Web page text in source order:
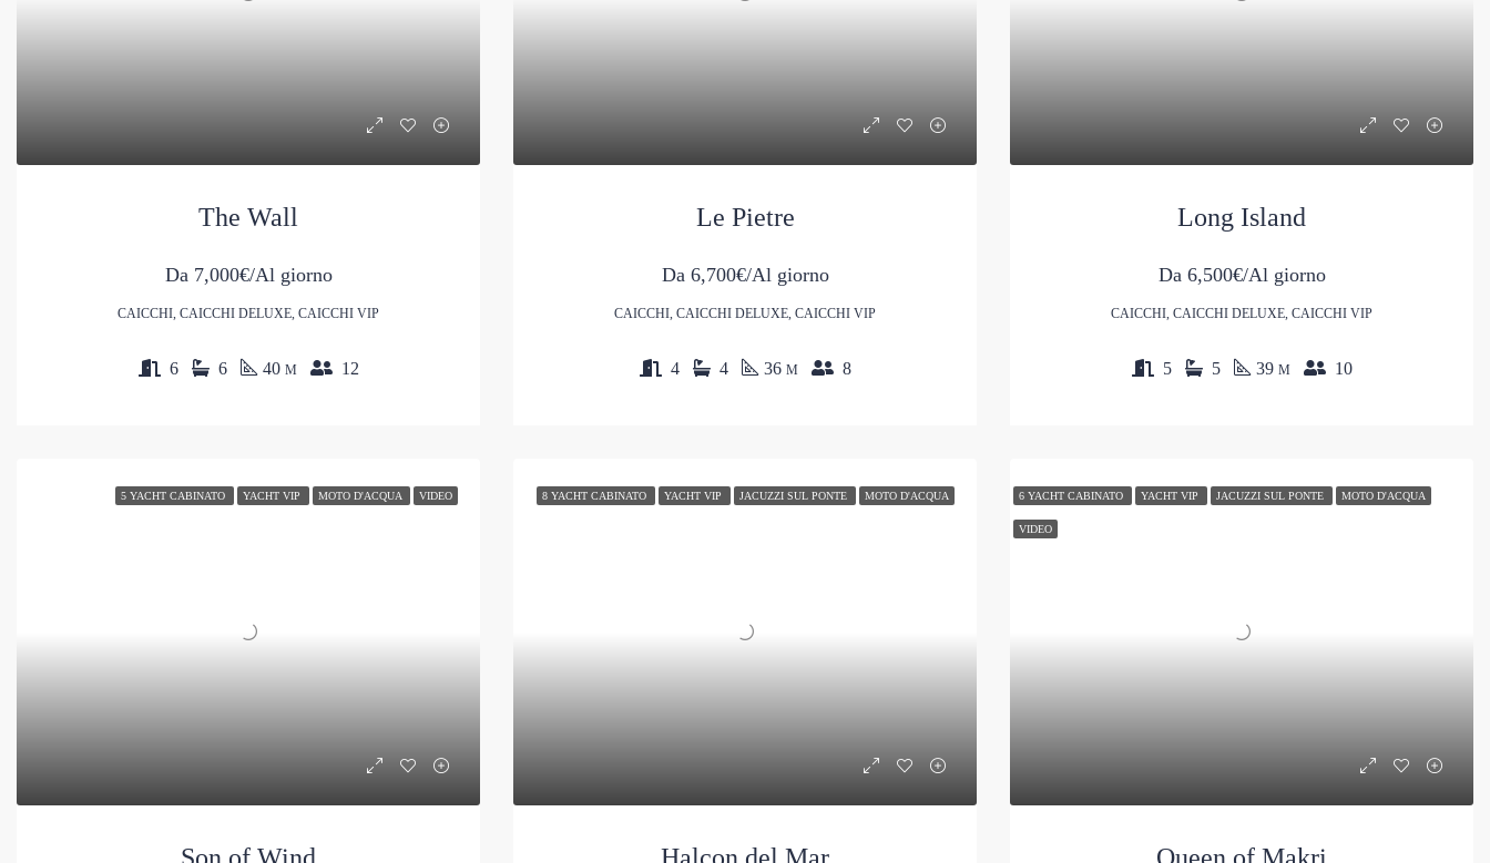
The Wall
Da 7,000€/Al giorno
CAICCHI, CAICCHI DELUXE, CAICCHI VIP
6 6 40 M 12
Le Pietre
Da 6,700€/Al giorno
CAICCHI, CAICCHI DELUXE, CAICCHI VIP
4 4 36 M 8
Long Island
Da 6,500€/Al giorno
CAICCHI, CAICCHI DELUXE, CAICCHI VIP
5 5 39 M 10
5 YACHT CABINATO YACHT VIP MOTO D'ACQUA VIDEO 8 YACHT CABINATO YACHT VIP JACUZZI SUL PONTE MOTO D'ACQUA 6 YACHT CABINATO YACHT VIP JACUZZI SUL PONTE MOTO D'ACQUA
VIDEO